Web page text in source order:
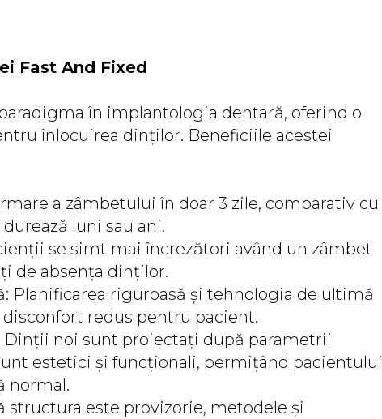
Fast And Fixed
în implantologia dentară, oferind o
înlocuirea dinților. Beneficiile acestei
a zâmbetului în doar 3 zile, comparativ cu
luni sau ani.
se simt mai încrezători având un zâmbet
de absența dinților.
Planificarea riguroasă și tehnologia de ultimă
redus pentru pacient.
noi sunt proiectați după parametrii
estetici și funcționali, permițând pacientului
normal.
structura este provizorie, metodele și